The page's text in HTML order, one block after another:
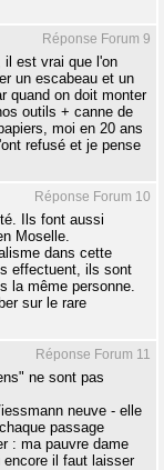
Réponse Forum 9
il est vrai que l'on
un escabeau et un
quand on doit monter
outils + canne de
moi en 20 ans
refusé et je pense
Réponse Forum 10
Ils font aussi
Moselle.
dans cette
effectuent, ils sont
la même personne.
sur le rare
Réponse Forum 11
ne sont pas
neuve - elle
passage
: ma pauvre dame
il faut laisser